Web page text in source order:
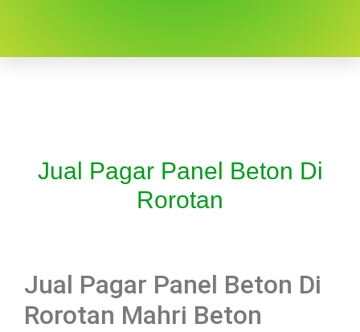
Jual Pagar Panel Beton Di
Rorotan
Jual Pagar Panel Beton Di
Rorotan Mahri Beton